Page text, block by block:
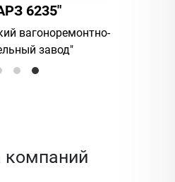
6235"
вагоноремонтно-
завод"
компаний